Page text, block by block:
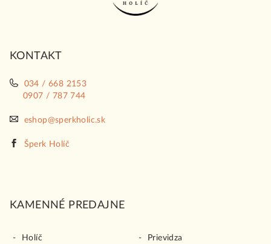
KONTAKT
034 / 668 2153
0907 / 787 744
eshop@sperkholic.sk
Šperk Holíč
KAMENNÉ PREDAJNE
Holíč
Prievidza